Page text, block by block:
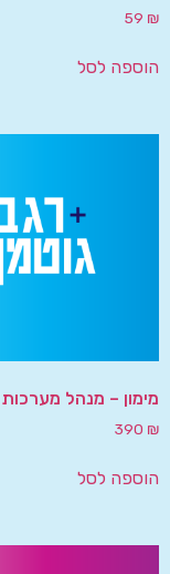
59 ₪
הוספה לסל
מימון – מנהל
390 ₪
הוספה לסל